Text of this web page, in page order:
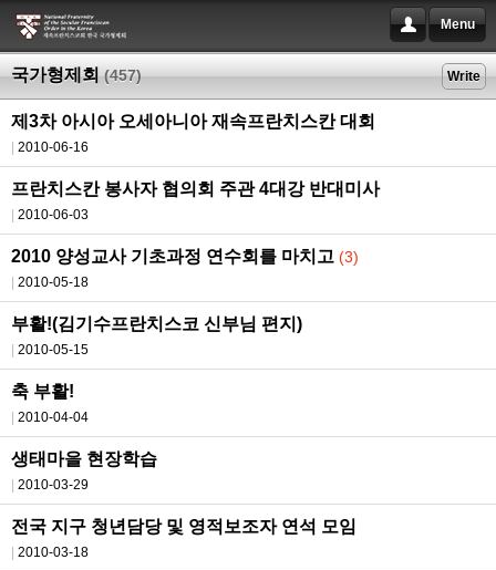
Menu
국가형제회 (457) Write
제3차 아시아 오세아니아 재속프란치스칸 대회
2010-06-16
프란치스칸 봉사자 협의회 주관 4대강 반대미사
2010-06-03
2010 양성교사 기초과정 연수회를 마치고 (3)
2010-05-18
부활!(김기수프란치스코 신부님 편지)
2010-05-15
축 부활!
2010-04-04
생태마을 현장학습
2010-03-29
전국 지구 청년담당 및 영적보조자 연석 모임
2010-03-18